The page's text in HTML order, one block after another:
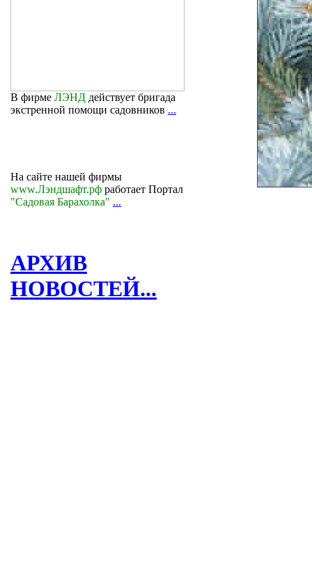
В фирме ЛЭНД действует бригада
экстренной помощи садовников ...
На сайте нашей фирмы
www.Лэндшафт.рф работает Портал
"Садовая Барахолка" ...
АРХИВ
НОВОСТЕЙ...